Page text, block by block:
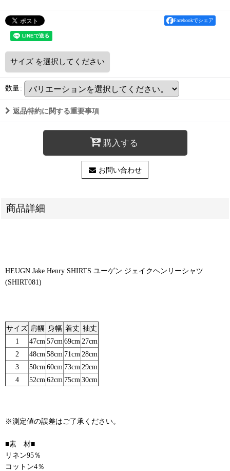
Facebookでシェア
サイズ を選択してください
数量:
返品特約に関する重要事項
購入する
お問い合わせ
商品詳細
HEUGN Jake Henry SHIRTS ユーゲン ジェイクヘンリーシャツ
(SHIRT081)
サイズ 肩幅 身幅 着丈 袖丈
1
47cm 57cm 69cm 27cm
2
48cm 58cm 71cm 28cm
3
50cm 60cm 73cm 29cm
4
52cm 62cm 75cm 30cm
※測定値の誤差はご了承ください。
■素 材■
リネン95％
コットン4％